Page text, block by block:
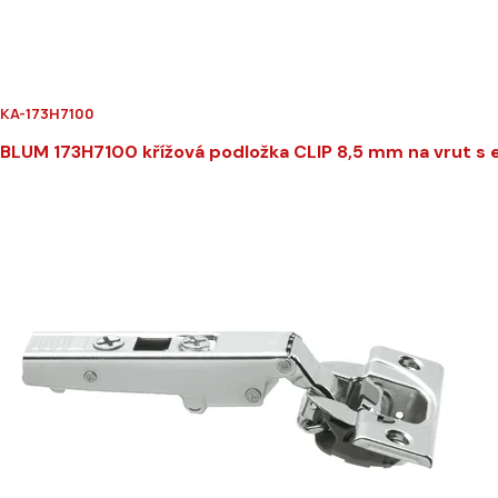
KA-173H7100
BLUM 173H7100 křížová podložka CLIP 8,5 mm na vrut